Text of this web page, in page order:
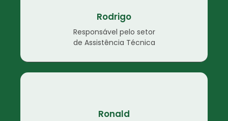
Rodrigo
Responsável pelo setor
de Assistência Técnica
Ronald